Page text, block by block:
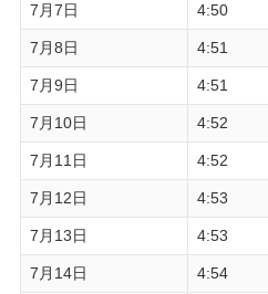
7月7日 4:50
7月8日 4:51
7月9日 4:51
7月10日 4:52
7月11日 4:52
7月12日 4:53
7月13日 4:53
7月14日 4:54